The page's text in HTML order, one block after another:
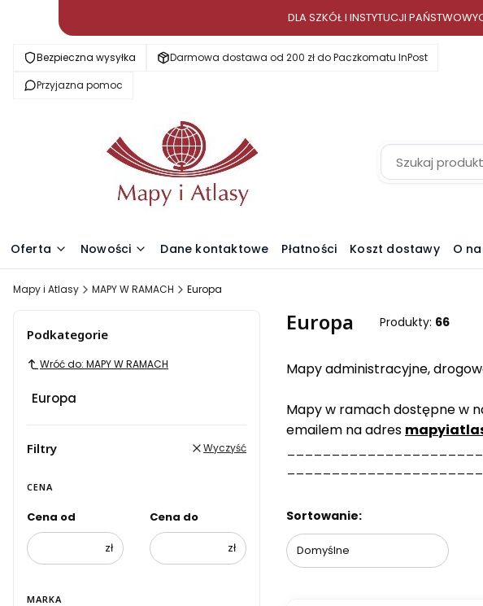
DLA SZKÓŁ I INSTYTUCJI
Bezpieczna wysyłka
Darmowa dostawa od 200 zł do Paczkomatu InPost
Przyjazna pomoc
Oferta Nowości Dane kontaktowe Płatności Koszt dostawy O
Mapy i Atlasy MAPY W RAMACH Europa
Podkategorie
Wróć do: MAPY W RAMACH
Europa
Filtry Wyczyść
CENA
Cena od
zł
Cena do
zł
MARKA
Europa Produkty: 66
Mapy administracyjne,
Mapy w ramach dostępne w
emailem na adres
Lista produktów
Sortowanie:
Domyślne